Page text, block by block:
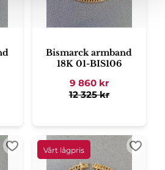
Bismarck armband
18K 01-BIS106
9 860kr
12 325kr
Lägg till i favoriter Lägg